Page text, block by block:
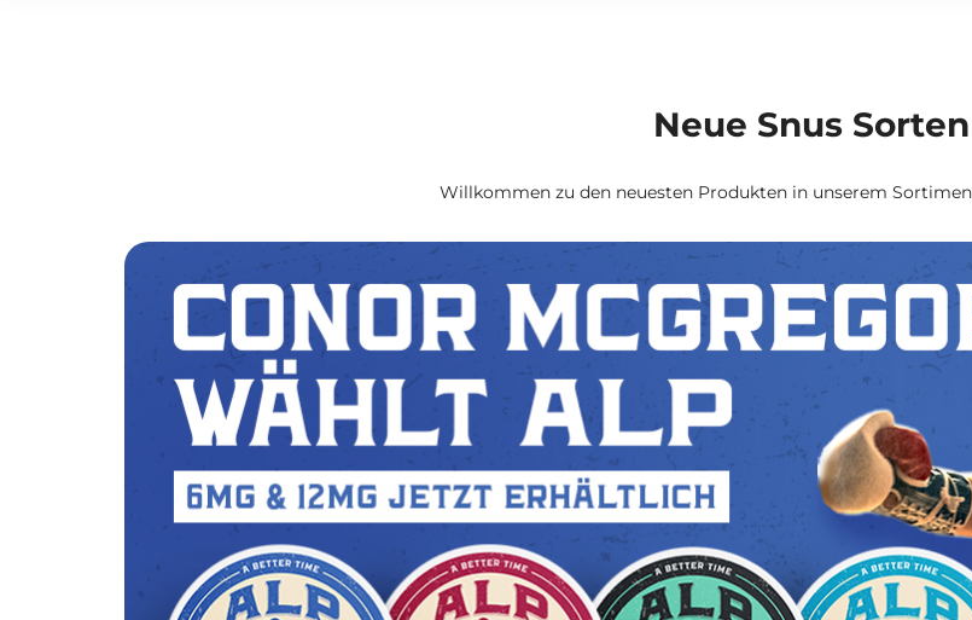
Neue Snus Sorten
Willkommen zu den neuesten Produkten in unserem